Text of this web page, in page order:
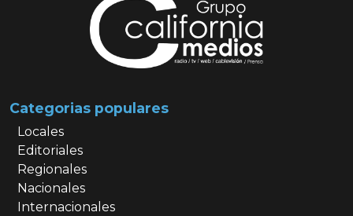
Categorias populares
Locales
Editoriales
Regionales
Nacionales
Internacionales